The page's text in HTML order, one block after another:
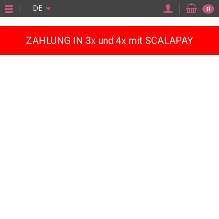
ZAHLUNG IN 3x und 4x mit SCALAPAY
DE 0